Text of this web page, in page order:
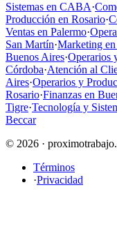
Sistemas en CABA·
Producción en Rosario·
Ventas en Palermo·
San Martín·Marketing
Buenos Aires·Operarios
Córdoba·Atención al
Aires·Operarios y
Rosario·Finanzas en
Tigre·Tecnología y
Beccar
© 2026 ·
Términos
·Privacidad